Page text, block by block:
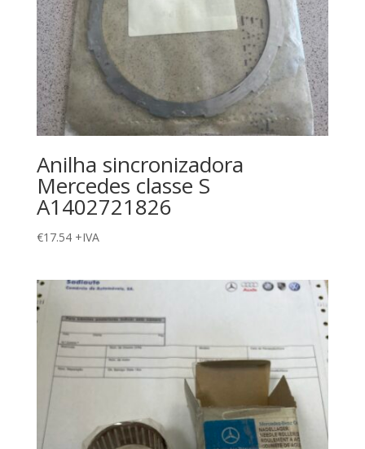
Anilha sincronizadora
Mercedes classe S
A1402721826
€17.54 +IVA